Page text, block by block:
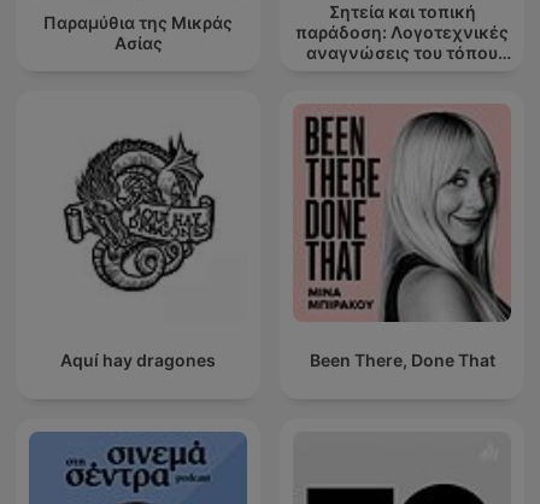
Παραμύθια της Μικράς
Ασίας
Σητεία και τοπική
παράδοση: Λογοτεχνικές
αναγνώσεις του τόπου
Aquí hay dragones Been There, Done That